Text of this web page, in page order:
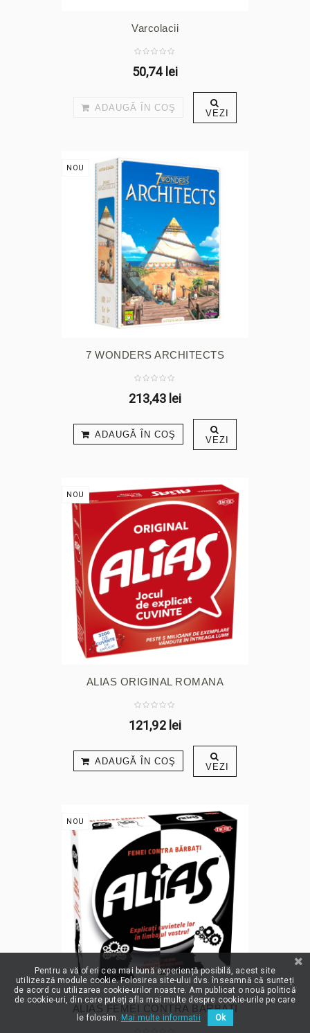
Varcolacii
50,74 lei
ADAUGĂ ÎN COŞ VEZI
NOU
7 WONDERS ARCHITECTS
213,43 lei
ADAUGĂ ÎN COŞ VEZI
NOU
ALIAS ORIGINAL ROMANA
121,92 lei
ADAUGĂ ÎN COŞ VEZI
NOU
ALIAS FEMEI CONTRA BARBATI
Pentru a vă oferi cea mai bună experiență posibilă, acest site
utilizează module cookie. Folosirea site-ului dvs. înseamnă că sunteți
de acord cu utilizarea cookie-urilor noastre. Am publicat o nouă politică
de cookie-uri, din care puteți afla mai multe despre cookie-urile pe care
le folosim. Mai multe informatii Ok